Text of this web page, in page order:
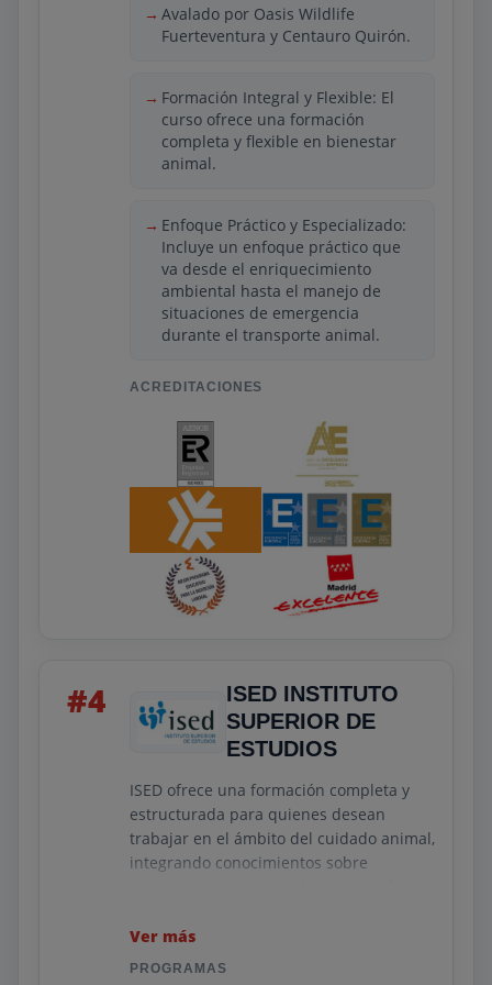
talleres presenciales y seguimiento
individualizado, facilitando la
habilidades para trabajar en clínicas
veterinarias, refugios, comercios de
animales y otros espacios dedicados al
programa en una opción valorada por
quienes buscan una preparación versátil
y enfocada en la inserción profesional.
Avalado por Oasis Wildlife
Fuerteventura y Centauro Quirón.
Formación Integral y Flexible: El
curso ofrece una formación
completa y flexible en bienestar
animal.
Enfoque Práctico y Especializado:
Incluye un enfoque práctico que
va desde el enriquecimiento
ambiental hasta el manejo de
situaciones de emergencia
durante el transporte animal.
ACREDITACIONES
#4
ISED INSTITUTO
SUPERIOR DE
ESTUDIOS
ISED ofrece una formación completa y
estructurada para quienes desean
trabajar en el ámbito del cuidado animal,
integrando conocimientos sobre
enfoque combina fundamentos teóricos
sobre bienestar y salud animal con
Ver más
PROGRAMAS